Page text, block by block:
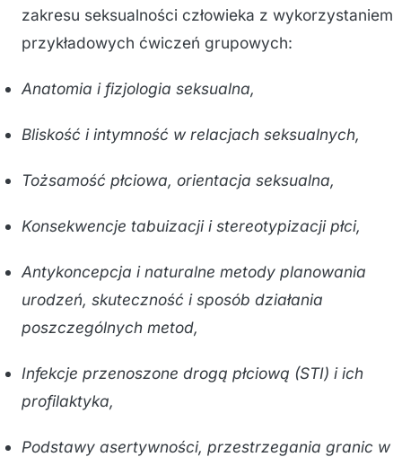
zakresu seksualności człowieka z wykorzystaniem
przykładowych ćwiczeń grupowych:
Anatomia i fizjologia seksualna,
Bliskość i intymność w relacjach seksualnych,
Tożsamość płciowa, orientacja seksualna,
Konsekwencje tabuizacji i stereotypizacji płci,
Antykoncepcja i naturalne metody planowania
urodzeń, skuteczność i sposób działania
poszczególnych metod,
Infekcje przenoszone drogą płciową (STI) i ich
profilaktyka,
Podstawy asertywności, przestrzegania granic w